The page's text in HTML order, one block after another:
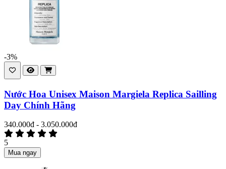
-3%
Nước Hoa Unisex Maison Margiela Replica Sailling
Day Chính Hãng
340.000đ - 3.050.000đ
5
Mua ngay